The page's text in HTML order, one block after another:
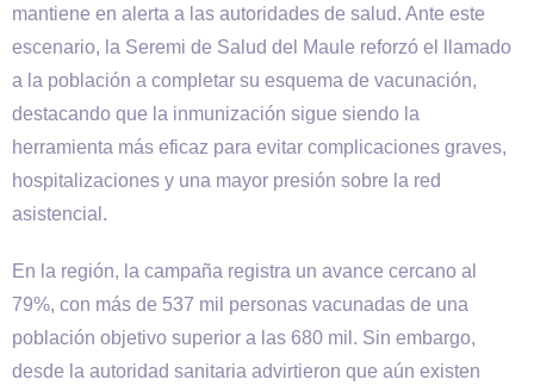
mantiene en alerta a las autoridades de salud. Ante este
escenario, la Seremi de Salud del Maule reforzó el llamado
a la población a completar su esquema de vacunación,
destacando que la inmunización sigue siendo la
herramienta más eficaz para evitar complicaciones graves,
hospitalizaciones y una mayor presión sobre la red
asistencial.
En la región, la campaña registra un avance cercano al
79%, con más de 537 mil personas vacunadas de una
población objetivo superior a las 680 mil. Sin embargo,
desde la autoridad sanitaria advirtieron que aún existen